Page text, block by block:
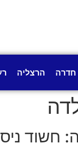
חדרה הרצליה
חשוד